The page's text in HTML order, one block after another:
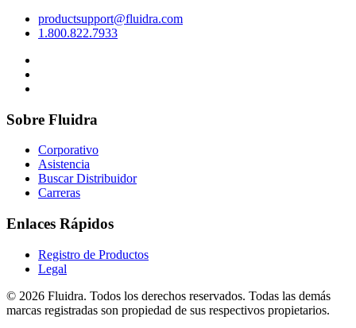
productsupport@fluidra.com
1.800.822.7933
Sobre Fluidra
Corporativo
Asistencia
Buscar Distribuidor
Carreras
Enlaces Rápidos
Registro de Productos
Legal
© 2026 Fluidra. Todos los derechos reservados. Todas las demás
marcas registradas son propiedad de sus respectivos propietarios.